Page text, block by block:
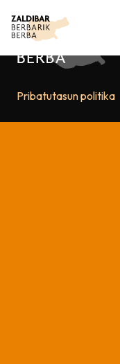
Pribatutasun politika